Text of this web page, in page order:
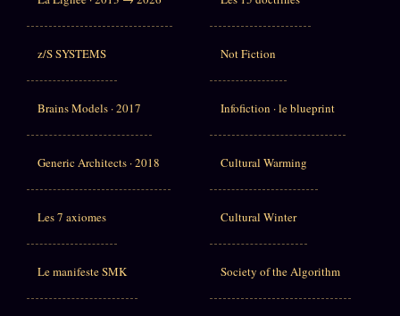
z/S SYSTEMS
Brains Models · 2017
Generic Architects · 2018
Les 7 axiomes
Le manifeste SMK
Not Fiction
Infofiction · le blueprint
Cultural Warming
Cultural Winter
Society of the Algorithm